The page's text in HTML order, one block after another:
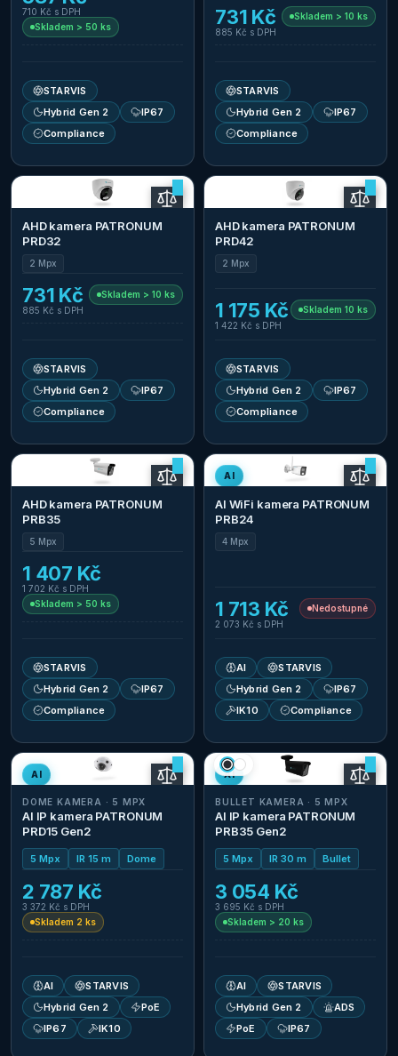
710 Kč s DPH
Skladem > 50 ks
STARVIS
Hybrid Gen 2
IP67
Compliance
731 Kč
885 Kč s DPH
Skladem > 10 ks
STARVIS
Hybrid Gen 2
IP67
Compliance
AHD kamera PATRONUM
PRD32
2 Mpx
731 Kč
885 Kč s DPH
Skladem > 10 ks
STARVIS
Hybrid Gen 2
IP67
Compliance
AHD kamera PATRONUM
PRD42
2 Mpx
1 175 Kč
1 422 Kč s DPH
Skladem 10 ks
STARVIS
Hybrid Gen 2
IP67
Compliance
AHD kamera PATRONUM
PRB35
5 Mpx
1 407 Kč
1 702 Kč s DPH
Skladem > 50 ks
STARVIS
Hybrid Gen 2
IP67
Compliance
AI
AI WiFi kamera PATRONUM
PRB24
4 Mpx
1 713 Kč
2 073 Kč s DPH
Nedostupné
AI
STARVIS
Hybrid Gen 2
IP67
IK10
Compliance
AI
DOME KAMERA · 5 MPX
AI IP kamera PATRONUM
PRD15 Gen2
5 Mpx IR 15 m Dome
2 787 Kč
3 372 Kč s DPH
Skladem 2 ks
AI
STARVIS
Hybrid Gen 2
PoE
IP67
IK10
AI
BULLET KAMERA · 5 MPX
AI IP kamera PATRONUM
PRB35 Gen2
5 Mpx IR 30 m Bullet
3 054 Kč
3 695 Kč s DPH
Skladem > 20 ks
AI
STARVIS
Hybrid Gen 2
ADS
PoE
IP67